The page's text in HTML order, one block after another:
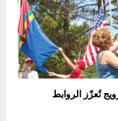
تُعزّز الروابط